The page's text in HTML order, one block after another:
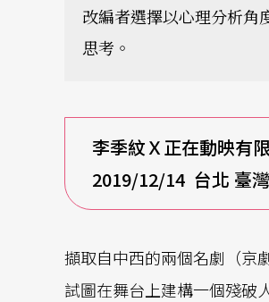
改編者選擇以心理分析角
思考。
李季紋Ｘ正在動映有
2019/12/14 台北 臺
擷取自中西的兩個名劇（京
試圖在舞台上建構一個殘破